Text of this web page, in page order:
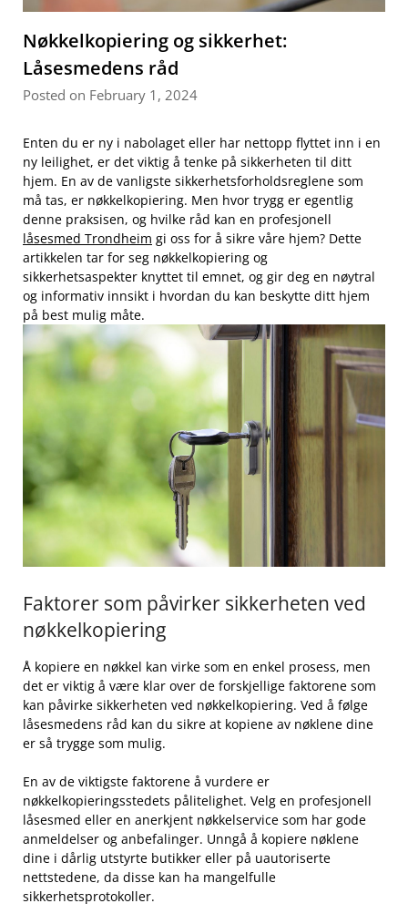
Nøkkelkopiering og sikkerhet:
Låsesmedens råd
Posted on February 1, 2024
Enten du er ny i nabolaget eller har nettopp flyttet inn i en
ny leilighet, er det viktig‍ å tenke⁣ på sikkerheten ‍til ditt
hjem.‍ En ⁤av​ de vanligste⁢ sikkerhetsforholdsreglene som
må⁤ tas, er nøkkelkopiering.​ Men hvor⁢ trygg‌ er egentlig
denne praksisen, og hvilke råd kan en profesjonell
låsesmed Trondheim ​gi oss for⁢ å sikre ⁣våre hjem? ⁤Dette
artikkelen tar for seg ⁢nøkkelkopiering og
sikkerhetsaspekter knyttet ​til emnet,⁢ og gir deg en nøytral
⁤og⁢ informativ innsikt i hvordan du⁣ kan beskytte ditt hjem
på best mulig måte.
Faktorer som påvirker sikkerheten‍ ved
nøkkelkopiering
Å kopiere en‍ nøkkel kan virke som‍ en enkel prosess, men​
det er viktig ⁣å være klar ‍over​ de ⁤forskjellige faktorene som
⁢kan påvirke sikkerheten ved nøkkelkopiering. Ved ​å følge⁤
låsesmedens​ råd kan ⁣du sikre ⁢at kopiene⁣ av⁤ nøklene dine
er så trygge som mulig.
En av de viktigste ‌faktorene å vurdere er⁢
nøkkelkopieringsstedets⁢ pålitelighet. Velg en profesjonell
låsesmed eller en anerkjent nøkkelservice som har gode
⁤anmeldelser og anbefalinger. Unngå å kopiere⁤ nøklene
⁤dine i dårlig utstyrte butikker eller på uautoriserte⁢
nettstedene, ⁣da‍ disse kan ha‍ mangelfulle
sikkerhetsprotokoller.